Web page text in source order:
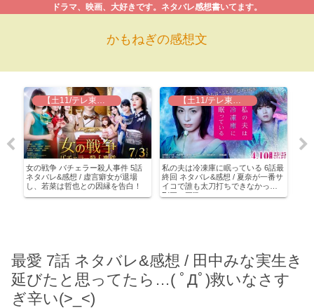
かもねぎの感想文
ドラマ、映画、大好きです。ネタバレ感想書いてます。
【土11/テレ東】女の戦争~バチェラー殺人事件
女の戦争 バチェラー殺人事件 5話
ネタバレ&感想 / 虚言癖女が退場
し、若菜は哲也との因縁を告白！
【土11/テレ東】私の夫は冷凍庫に眠っている
私の夫は冷凍庫に眠っている 6話最
終回 ネタバレ&感想 / 夏奈が一番サ
イコで誰も太刀打ちできなかった
Σ(￣ロ￣lll)
最愛 7話 ネタバレ&感想 / 田中みな実生き
延びたと思ってたら…( ﾟДﾟ)救いなさす
ぎ辛い(>_<)